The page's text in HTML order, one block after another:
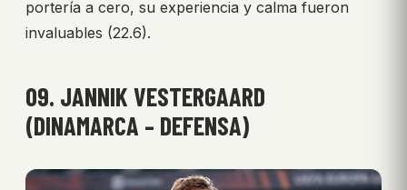
portería a cero, su experiencia y calma fueron
invaluables (22.6).
09. JANNIK VESTERGAARD
(DINAMARCA – DEFENSA)